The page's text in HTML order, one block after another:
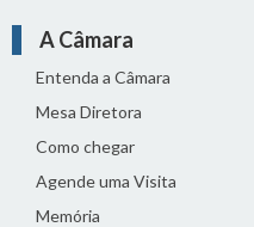
A Câmara
Entenda a Câmara
Mesa Diretora
Como chegar
Agende uma Visita
Memória